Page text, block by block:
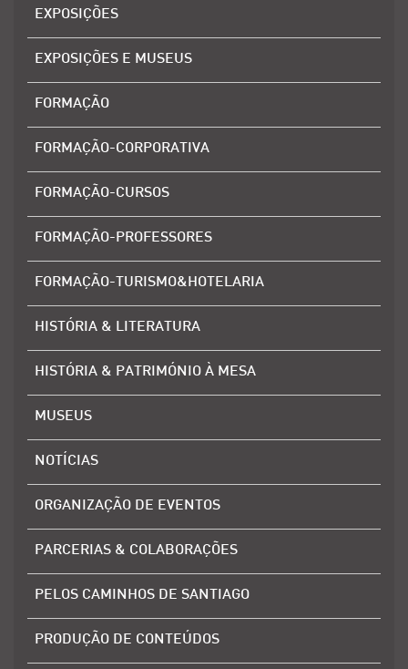
EXPOSIÇÕES
EXPOSIÇÕES E MUSEUS
FORMAÇÃO
FORMAÇÃO-CORPORATIVA
FORMAÇÃO-CURSOS
FORMAÇÃO-PROFESSORES
FORMAÇÃO-TURISMO&HOTELARIA
HISTÓRIA & LITERATURA
HISTÓRIA & PATRIMÓNIO À MESA
MUSEUS
NOTÍCIAS
ORGANIZAÇÃO DE EVENTOS
PARCERIAS & COLABORAÇÕES
PELOS CAMINHOS DE SANTIAGO
PRODUÇÃO DE CONTEÚDOS